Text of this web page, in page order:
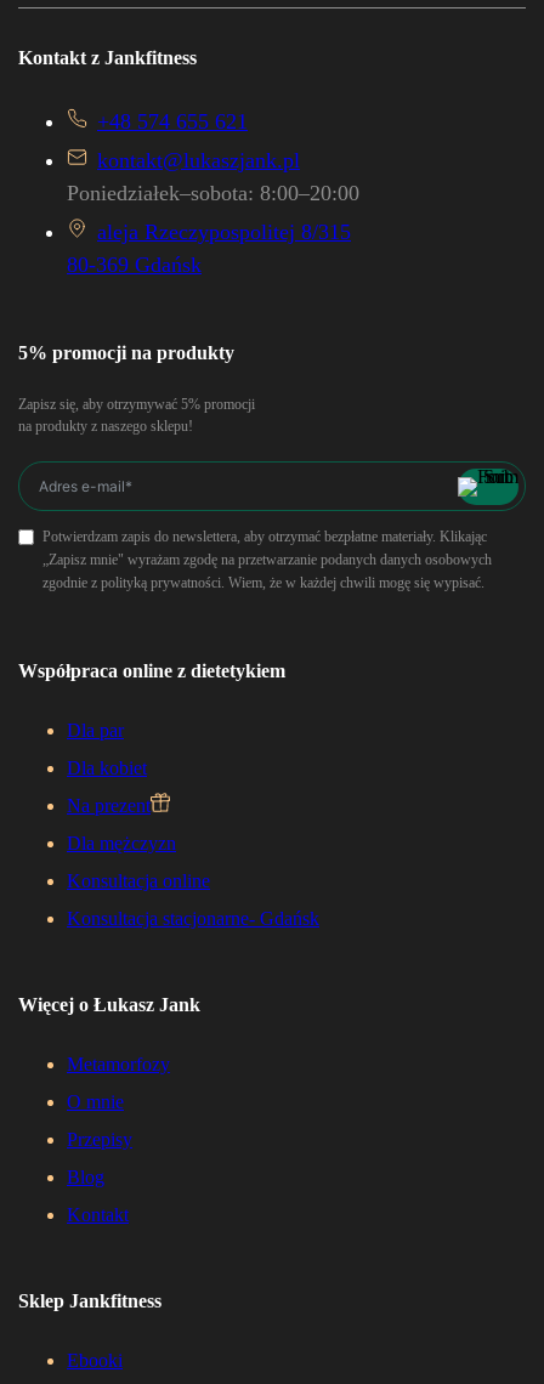
Kontakt z Jankfitness
+48 574 655 621
kontakt@lukaszjank.pl
Poniedziałek–sobota: 8:00–20:00
aleja Rzeczypospolitej 8/315
80-369 Gdańsk
Współpraca online z dietetykiem
Dla par
Dla kobiet
Na prezent
Dla mężczyzn
Konsultacja online
Konsultacja stacjonarne- Gdańsk
Więcej o Łukasz Jank
Metamorfozy
O mnie
Przepisy
Blog
Kontakt
Sklep Jankfitness
Ebooki
5% promocji na produkty
Zapisz się, aby otrzymywać 5% promocji
na produkty z naszego sklepu!
Potwierdzam zapis do newslettera, aby otrzymać bezpłatne materiały. Klikając
„Zapisz mnie" wyrażam zgodę na przetwarzanie podanych danych osobowych
zgodnie z polityką prywatności. Wiem, że w każdej chwili mogę się wypisać.